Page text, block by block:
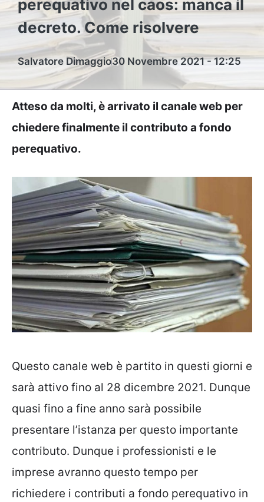
perequativo nel caos: manca il
decreto. Come risolvere
Salvatore Dimaggio30 Novembre 2021 - 12:25
Atteso da molti, è arrivato il canale web per
chiedere finalmente il contributo a fondo
perequativo.
Questo canale web è partito in questi giorni e
sarà attivo fino al 28 dicembre 2021. Dunque
quasi fino a fine anno sarà possibile
presentare l’istanza per questo importante
contributo. Dunque i professionisti e le
imprese avranno questo tempo per
richiedere i contributi a fondo perequativo in